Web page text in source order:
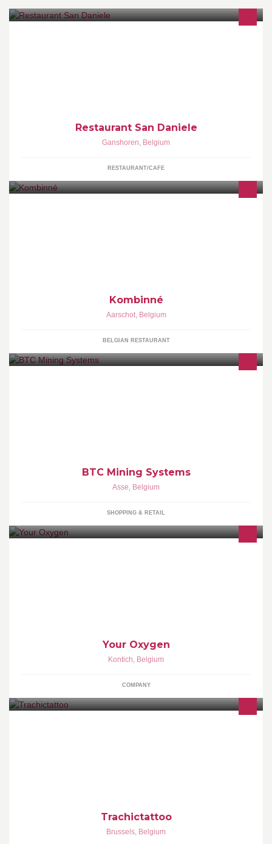
Restaurant San Daniele
Ganshoren, Belgium
RESTAURANT/CAFE
Kombinné
Aarschot, Belgium
BELGIAN RESTAURANT
BTC Mining Systems
Asse, Belgium
SHOPPING & RETAIL
Your Oxygen
Kontich, Belgium
COMPANY
Trachictattoo
Brussels, Belgium